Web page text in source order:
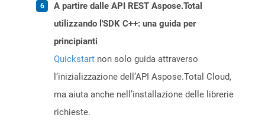
A partire dalle API REST Aspose.Total
utilizzando l'SDK C++: una guida per
principianti
Quickstart non solo guida attraverso
l’inizializzazione dell’API Aspose.Total Cloud,
ma aiuta anche nell’installazione delle librerie
richieste.